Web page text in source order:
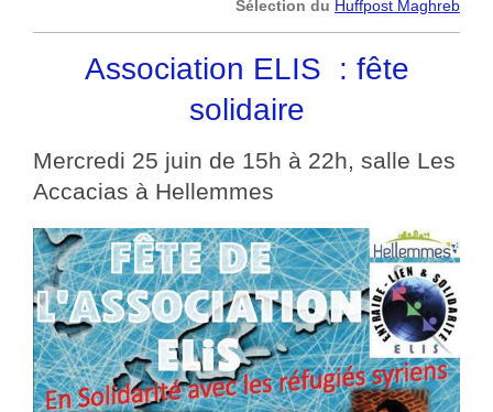
Sélection du Huffpost Maghreb
Association ELIS : fête
solidaire
Mercredi 25 juin de 15h à 22h, salle Les
Accacias à Hellemmes